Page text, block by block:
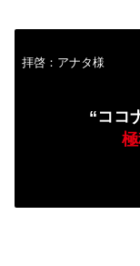
拝啓：アナタ様
“ココ